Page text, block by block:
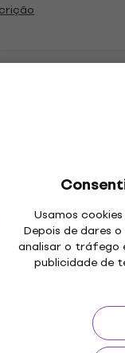
Usamos
Depois de dares
analisar o tráfego
publicidade de
Discos de vinil LP